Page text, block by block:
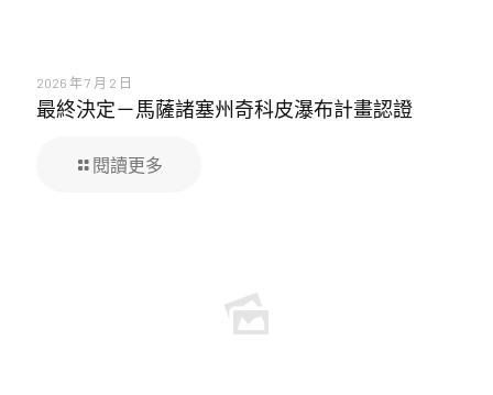
2026 年 7 月 2 日
最終決定－馬薩諸塞州奇科皮瀑布計畫認證
閱讀更多